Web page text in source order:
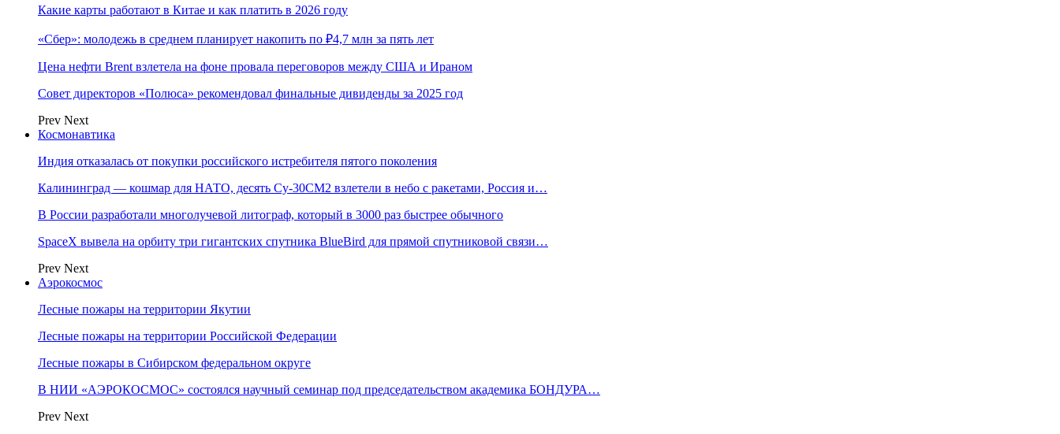
Какие карты работают в Китае и как платить в 2026 году
«Сбер»: молодежь в среднем планирует накопить по ₽4,7 млн за пять лет
Цена нефти Brent взлетела на фоне провала переговоров между США и Ираном
Совет директоров «Полюса» рекомендовал финальные дивиденды за 2025 год
Prev Next
Космонавтика
Индия отказалась от покупки российского истребителя пятого поколения
Калининград — кошмар для НАТО, десять Су-30СМ2 взлетели в небо с ракетами, Россия и…
В России разработали многолучевой литограф, который в 3000 раз быстрее обычного
SpaceX вывела на орбиту три гигантских спутника BlueBird для прямой спутниковой связи…
Prev Next
Аэрокосмос
Лесные пожары на территории Якутии
Лесные пожары на территории Российской Федерации
Лесные пожары в Сибирском федеральном округе
В НИИ «АЭРОКОСМОС» состоялся научный семинар под председательством академика БОНДУРА…
Prev Next